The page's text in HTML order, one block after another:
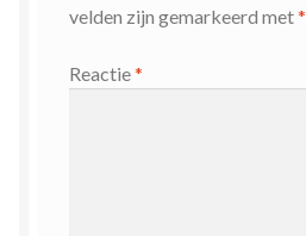
velden zijn gemarkeerd met*
Reactie*